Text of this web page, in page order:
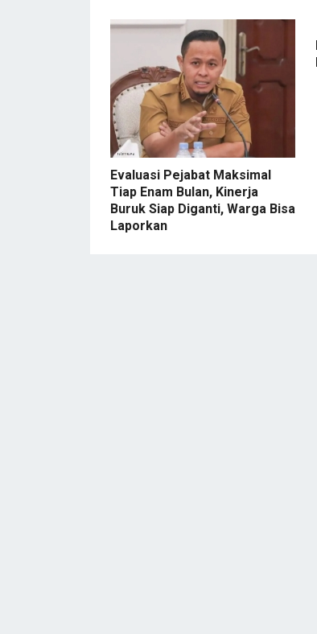
Evaluasi Pejabat Maksimal
Tiap Enam Bulan, Kinerja
Buruk Siap Diganti, Warga Bisa
Laporkan